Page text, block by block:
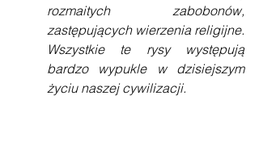
rozmaitych zabobonów,
zastępujących wierzenia religijne.
Wszystkie te rysy występują
bardzo wypukle w dzisiejszym
życiu naszej cywilizacji.